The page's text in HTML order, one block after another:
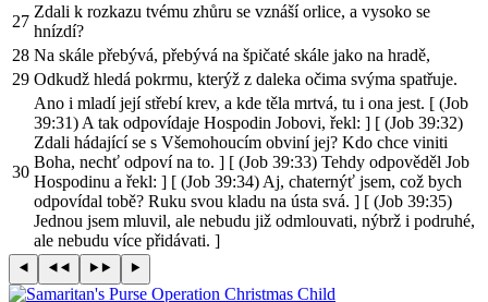
27
Zdali k rozkazu tvému zhůru se vznáší orlice, a vysoko se
hnízdí?
28 Na skále přebývá, přebývá na špičaté skále jako na hradě,
29 Odkudž hledá pokrmu, kterýž z daleka očima svýma spatřuje.
30
Ano i mladí její střebí krev, a kde těla mrtvá, tu i ona jest. [ (Job
39:31) A tak odpovídaje Hospodin Jobovi, řekl: ] [ (Job 39:32)
Zdali hádající se s Všemohoucím obviní jej? Kdo chce viniti
Boha, nechť odpoví na to. ] [ (Job 39:33) Tehdy odpověděl Job
Hospodinu a řekl: ] [ (Job 39:34) Aj, chaternýť jsem, což bych
odpovídal tobě? Ruku svou kladu na ústa svá. ] [ (Job 39:35)
Jednou jsem mluvil, ale nebudu již odmlouvati, nýbrž i podruhé,
ale nebudu více přidávati. ]